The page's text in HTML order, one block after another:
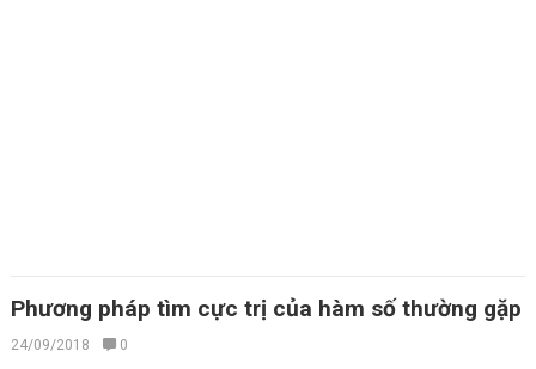
Phương pháp tìm cực trị của hàm số thường gặp
24/09/2018 0